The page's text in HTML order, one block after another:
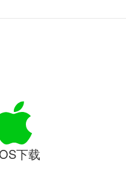
下载